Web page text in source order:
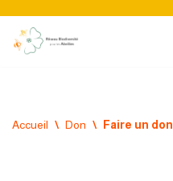
Aller
Accueil \ Don \ Faire un don